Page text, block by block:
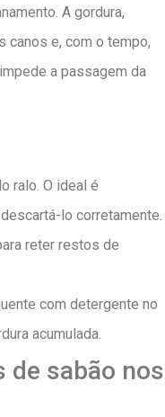
A gordura,
canos e, com o tempo,
a passagem da
ralo. O ideal é
lo corretamente.
reter restos de
com detergente no
acumulada.
de sabão nos